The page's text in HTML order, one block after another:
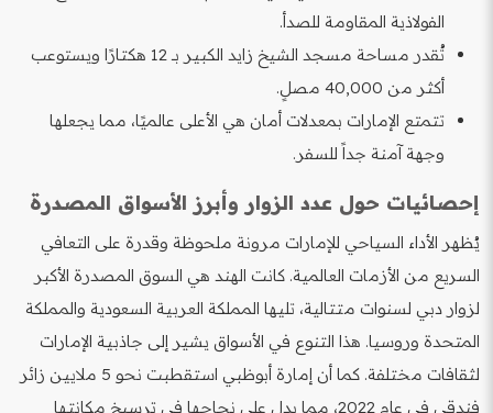
الفولاذية المقاومة للصدأ.
تُقدر مساحة مسجد الشيخ زايد الكبير بـ 12 هكتارًا ويستوعب
أكثر من 40,000 مصلٍ.
تتمتع الإمارات بمعدلات أمان هي الأعلى عالميًا، مما يجعلها
وجهة آمنة جداً للسفر.
إحصائيات حول عدد الزوار وأبرز الأسواق المصدرة
يُظهر الأداء السياحي للإمارات مرونة ملحوظة وقدرة على التعافي
السريع من الأزمات العالمية. كانت الهند هي السوق المصدرة الأكبر
لزوار دبي لسنوات متتالية، تليها المملكة العربية السعودية والمملكة
المتحدة وروسيا. هذا التنوع في الأسواق يشير إلى جاذبية الإمارات
لثقافات مختلفة. كما أن إمارة أبوظبي استقطبت نحو 5 ملايين زائر
فندقي في عام 2022، مما يدل على نجاحها في ترسيخ مكانتها